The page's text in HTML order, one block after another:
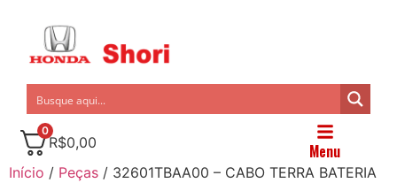
0
R$0,00 Menu
Início / Peças / 32601TBAA00 – CABO TERRA BATERIA